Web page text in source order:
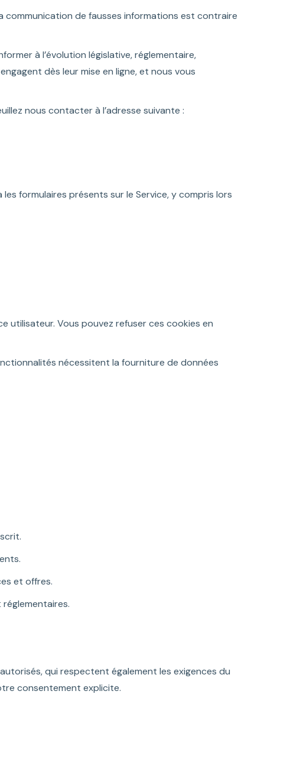
communication de fausses informations est contraire
à l’évolution législative, réglementaire,
dès leur mise en ligne, et nous vous
nous contacter à l’adresse suivante :
formulaires présents sur le Service, y compris lors
utilisateur. Vous pouvez refuser ces cookies en
nécessitent la fourniture de données
et offres.
qui respectent également les exigences du
consentement explicite.